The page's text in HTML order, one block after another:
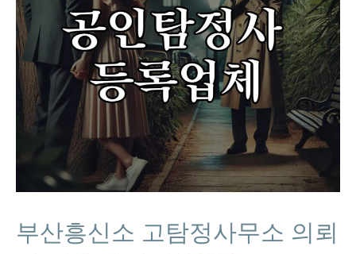
부산흥신소 고탐정사무소 의뢰